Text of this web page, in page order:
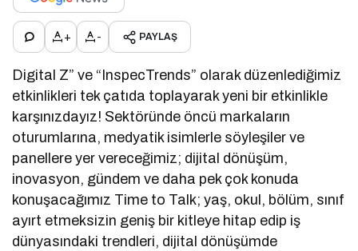
+ - PAYLAŞ
Digital Z” ve “InspecTrends” olarak düzenlediğimiz
etkinlikleri tek çatıda toplayarak yeni bir etkinlikle
karşınızdayız! Sektöründe öncü markaların
oturumlarına, medyatik isimlerle söyleşiler ve
panellere yer vereceğimiz; dijital dönüşüm,
inovasyon, gündem ve daha pek çok konuda
konuşacağımız Time to Talk; yaş, okul, bölüm, sınıf
ayırt etmeksizin geniş bir kitleye hitap edip iş
dünyasındaki trendleri, dijital dönüşümde